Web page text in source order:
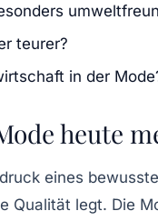
teurer?
in der
heute
eines
Qualität legt. Die